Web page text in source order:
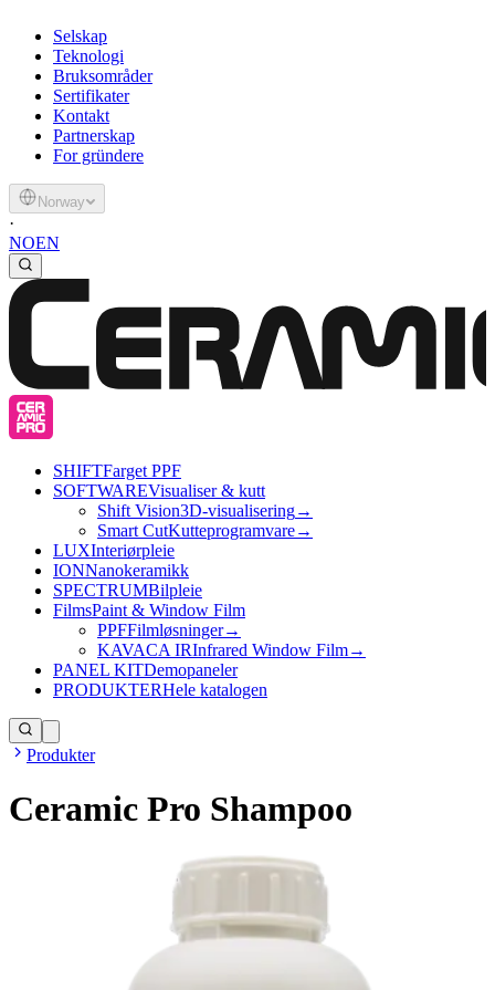
Selskap
Teknologi
Bruksområder
Sertifikater
Kontakt
Partnerskap
For gründere
Norway
·
NOEN
SHIFTFarget PPF
SOFTWAREVisualiser & kutt
Shift Vision3D-visualisering→
Smart CutKutteprogramvare→
LUXInteriørpleie
IONNanokeramikk
SPECTRUMBilpleie
FilmsPaint & Window Film
PPFFilmløsninger→
KAVACA IRInfrared Window Film→
PANEL KITDemopaneler
PRODUKTERHele katalogen
Produkter
Ceramic Pro Shampoo